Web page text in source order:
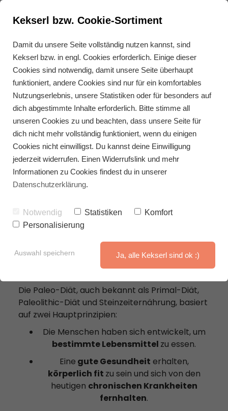
Wie funktioniert die Paleo-
Diät?
Grundlagen der Paleo-Diät
Die Paleo-Diät, auch bekannt als Primal-Diät,
Paleolithic-Diät und Steinzeiternährung, basiert
auf zwei Hauptprinzipien:
Die Menschen haben sich entwickelt, um
bestimmte Lebensmittel zu essen.
Eine gute Gesundheit erhalten,
körperlich fit zu sein und sich von den
heutigen chronischen Krankheiten
fernhalten.
Kekserl bzw. Cookie-Sortiment
Damit du unsere Seite vollständig nutzen kannst, sind
Kekserl bzw. in engl. Cookies erforderlich. Einige dieser
Cookies sind notwendig, damit unsere Seite überhaupt
funktioniert, andere Cookies sind nur für ein komfortables
Nutzungserlebnis, unsere Statistiken oder für besonders auf
dich abgestimmte Inhalte erforderlich. Bitte stimme all
unseren Cookies zu und beachten, dass unsere Seite für
dich nicht mehr vollständig funktioniert, wenn du einigen
Cookies nicht einwilligst. Du kannst deine Einwilligung
jederzeit widerrufen. Einen Widerrufslink und mehr
Informationen zu Cookies findest du in unserer
Datenschutzerklärung.
Notwendig Statistiken
Komfort
Personalisierung
Auswahl speichern Ja, alle Kekserl sind ok :)